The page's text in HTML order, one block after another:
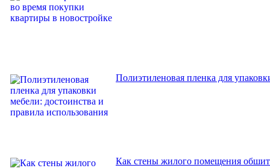
Полиэтиленовая пленка для
Как стены жилого помещения